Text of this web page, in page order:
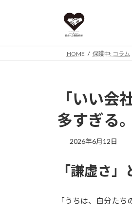
HOME 保護中: コラム
「いい会
多すぎる。
2026年6月12日
「謙虚さ
「うちは、自分た